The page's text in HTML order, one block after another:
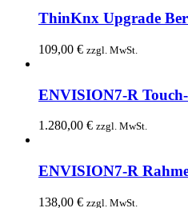
ThinKnx Upgrade
109,00 € zzgl. MwSt.
ENVISION7-R
1.280,00 € zzgl. MwSt.
ENVISION7-R
138,00 € zzgl. MwSt.